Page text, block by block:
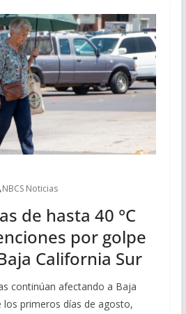
NBCS Noticias
de hasta 40 °C
por golpe
California Sur
continúan afectando a Baja
los primeros días de agosto,